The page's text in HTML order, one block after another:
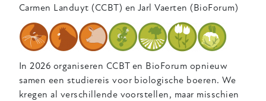
Carmen Landuyt (CCBT) en Jarl Vaerten (BioForum)
In 2026 organiseren CCBT en BioForum opnieuw
samen een studiereis voor biologische boeren. We
kregen al verschillende voorstellen, maar misschien